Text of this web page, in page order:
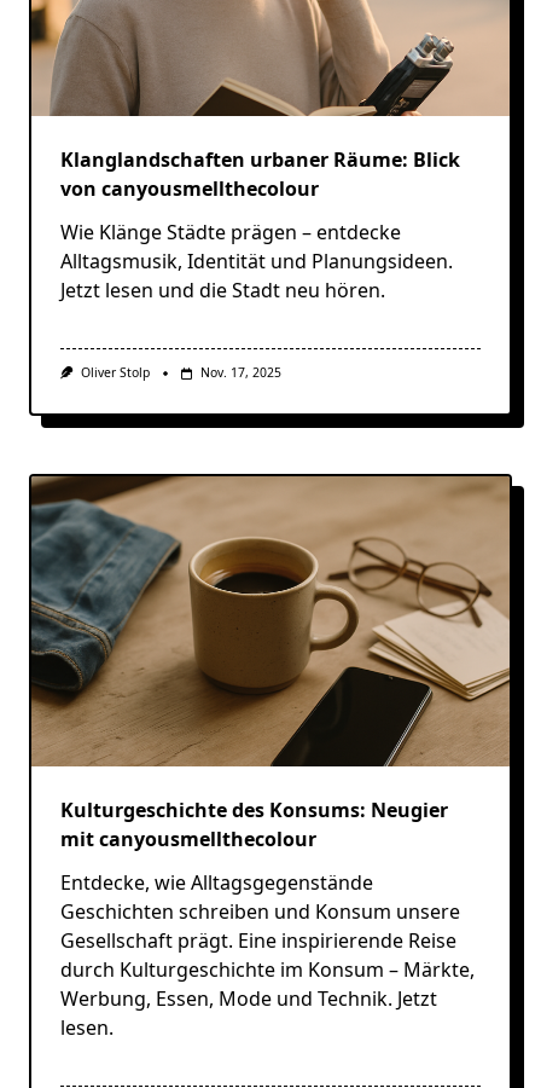
Klanglandschaften urbaner Räume: Blick
von canyousmellthecolour
Wie Klänge Städte prägen – entdecke
Alltagsmusik, Identität und Planungsideen.
Jetzt lesen und die Stadt neu hören.
Oliver Stolp Nov. 17, 2025
Kulturgeschichte des Konsums: Neugier
mit canyousmellthecolour
Entdecke, wie Alltagsgegenstände
Geschichten schreiben und Konsum unsere
Gesellschaft prägt. Eine inspirierende Reise
durch Kulturgeschichte im Konsum – Märkte,
Werbung, Essen, Mode und Technik. Jetzt
lesen.